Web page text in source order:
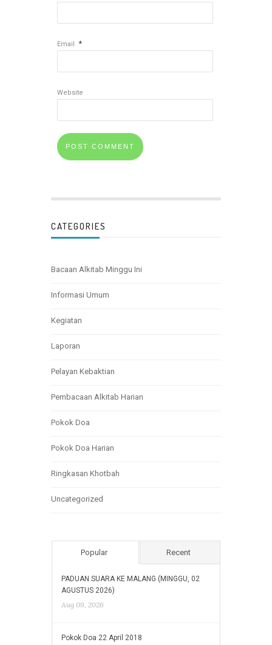
Email *
Website
CATEGORIES
Bacaan Alkitab Minggu Ini
Informasi Umum
Kegiatan
Laporan
Pelayan Kebaktian
Pembacaan Alkitab Harian
Pokok Doa
Pokok Doa Harian
Ringkasan Khotbah
Uncategorized
Popular Recent
PADUAN SUARA KE MALANG (MINGGU, 02
AGUSTUS 2026)
Aug 09, 2026
Pokok Doa 22 April 2018